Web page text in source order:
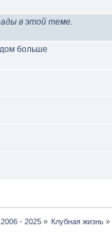
в этой теме.
больше
- 2025» Клубная жизнь »